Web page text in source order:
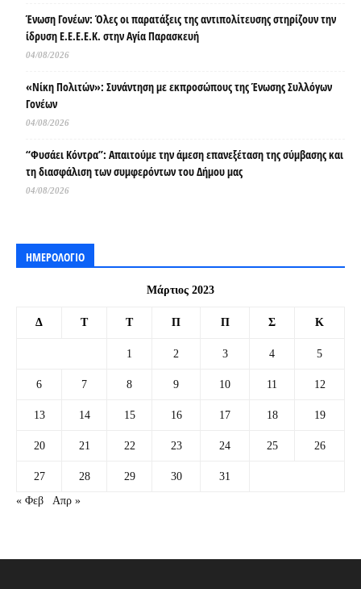
Ένωση Γονέων: Όλες οι παρατάξεις της αντιπολίτευσης στηρίζουν την
ίδρυση Ε.Ε.Ε.Ε.Κ. στην Αγία Παρασκευή
04/08/2026
«Νίκη Πολιτών»: Συνάντηση με εκπροσώπους της Ένωσης Συλλόγων
Γονέων
04/08/2026
“Φυσάει Κόντρα”: Απαιτούμε την άμεση επανεξέταση της σύμβασης και
τη διασφάλιση των συμφερόντων του Δήμου μας
04/08/2026
ΗΜΕΡΟΛΟΓΙΟ
Μάρτιος 2023
Δ Τ Τ Π Π Σ Κ
1 2 3 4 5
6 7 8 9 10 11 12
13 14 15 16 17 18 19
20 21 22 23 24 25 26
27 28 29 30
31
« Φεβ
Απρ »